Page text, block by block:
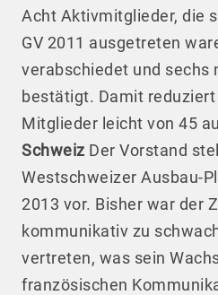
Acht Aktivmitglieder, die
GV 2011 ausgetreten
verabschiedet und sechs
bestätigt. Damit reduziert
Mitglieder leicht von 45
Schweiz Der Vorstand
Westschweizer Ausbau-
2013 vor. Bisher war der
kommunikativ zu
vertreten, was sein
französischen